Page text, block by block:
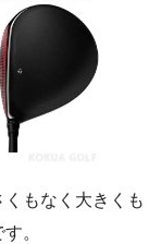
もなく大きくも
。